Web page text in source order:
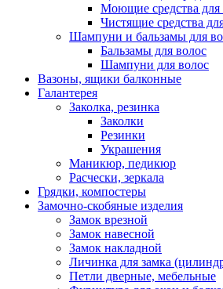
Моющие средства для
Чистящие средства
Шампуни и бальзамы для
Бальзамы для волос
Шампуни для волос
Вазоны, ящики балконные
Галантерея
Заколка, резинка
Заколки
Резинки
Украшения
Маникюр, педикюр
Расчески, зеркала
Грядки, компостеры
Замочно-скобяные изделия
Замок врезной
Замок навесной
Замок накладной
Личинка для замка
Петли дверные, мебельные